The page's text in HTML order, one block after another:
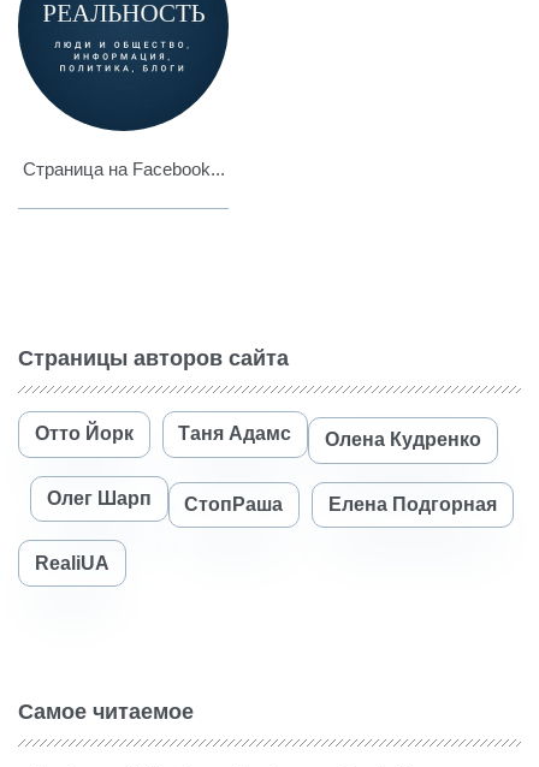
Страница на Facebook...
Страницы авторов сайта
Отто Йорк Таня Адамс Олена Кудренко
Олег Шарп СтопРаша Елена Подгорная
RealiUA
Самое читаемое